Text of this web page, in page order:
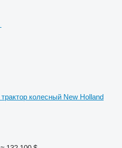
трактор колесный New Holland